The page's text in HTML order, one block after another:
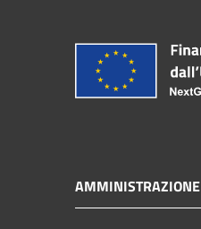
AMMINISTRAZIONE